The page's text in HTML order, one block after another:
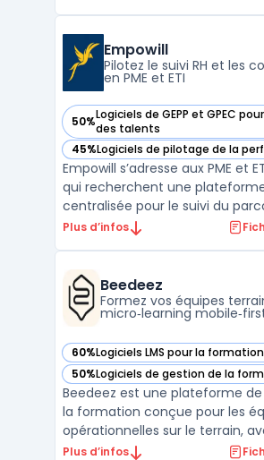
des systèmes variés pour
compétences des c ...
Empowill
Pilotez le suivi RH et les
en PME et ETI
50%Logiciels de GEPP et GPEC
des talents
— voir Empowill dans cette
45%Logiciels de pilotage de la
— voir Empowill dans cette
Empowill s’adresse aux PME et
qui recherchent une
centralisée pour le suivi du
collaborateur et
métiers, la planification de la
professionnelle et le ...
Plus d’infos
Beedeez
Formez vos équipes
micro‑learning
60%Logiciels LMS pour la
— voir Beedeez dans cette
50%Logiciels de gestion de la
— voir Beedeez dans cette
Beedeez est une plateforme
la formation conçue pour les
opérationnelles sur le terrain,
modèle mobile-first et une
Plus d’infos